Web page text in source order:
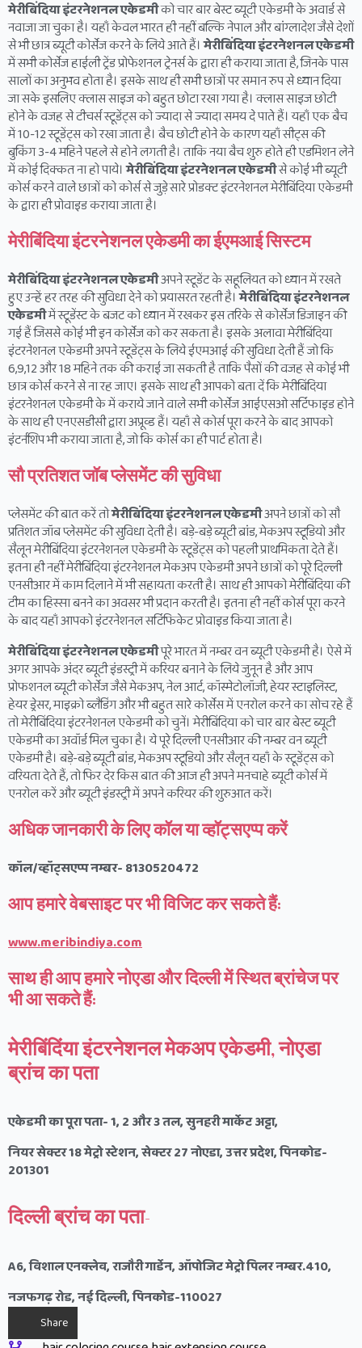
मेरीबिंदिया इंटरनेशनल एकेडमीको चार बार बेस्ट ब्यूटी एकेडमी के अवार्ड से
नवाजा जा चुका है। यहाँ केवल भारत ही नहीं बल्कि नेपाल और बांग्लादेश जैसे देशों
से भी छात्र ब्यूटी कोर्सेज करने के लिये आते हैं।मेरीबिंदिया इंटरनेशनल एकेडमी
में सभी कोर्सेज हाईली ट्रेंड प्रोफेशनल ट्रेनर्स के द्वारा ही कराया जाता है, जिनके पास
सालों का अनुभव होता है। इसके साथ ही सभी छात्रों पर समान रुप से ध्यान दिया
जा सके इसलिए क्लास साइज को बहुत छोटा रखा गया है। क्लास साइज छोटी
होने के वजह से टीचर्स स्टूडेंट्स को ज्यादा से ज्यादा समय दे पाते हैं। यहाँ एक बैच
में 10-12 स्टूडेंट्स को रखा जाता है। बैच छोटी होने के कारण यहाँ सीट्स की
बुकिंग 3-4 महिने पहले से होने लगती है। ताकि नया बैच शुरु होते ही एडमिशन लेने
में कोई दिक्कत ना हो पाये।मेरीबिंदिया इंटरनेशनल एकेडमीसे कोई भी ब्यूटी
कोर्स करने वाले छात्रों को कोर्स से जुड़े सारे प्रोडक्ट इंटरनेशनल मेरीबिंदिया एकेडमी
के द्वारा ही प्रोवाइड कराया जाता है।
मेरीबिंदिया इंटरनेशनल एकेडमी का ईएमआई सिस्टम
मेरीबिंदिया इंटरनेशनल एकेडमीअपने स्टूडेंट के सहूलियत को ध्यान में रखते
हुए उन्हें हर तरह की सुविधा देने को प्रयासरत रहती है।मेरीबिंदिया इंटरनेशनल
एकेडमीमें स्टूडेंस्ट के बजट को ध्यान में रखकर इस तरिके से कोर्सेज डिजाइन की
गई हैं जिससे कोई भी इन कोर्सेज को कर सकता है। इसके अलावा मेरीबिंदिया
इंटरनेशनल एकेडमी अपने स्टूडेंट्स के लिये ईएमआई की सुविधा देती हैं जो कि
6,9,12 और 18 महिने तक की कराई जा सकती है ताकि पैसों की वजह से कोई भी
छात्र कोर्स करने से ना रह जाए। इसके साथ ही आपको बता दें कि मेरीबिंदिया
इंटरनेशनल एकेडमी के में कराये जाने वाले सभी कोर्सेज आईएसओ सर्टिफाइड होने
के साथ ही एनएसडीसी द्वारा अप्रूव्ड हैं। यहाँ से कोर्स पूरा करने के बाद आपको
इंटर्नशिप भी कराया जाता है, जो कि कोर्स का ही पार्ट होता है।
सौ प्रतिशत जॉब प्लेसमेंट की सुविधा
प्लेसमेंट की बात करें तोमेरीबिंदिया इंटरनेशनल एकेडमीअपने छात्रों को सौ
प्रतिशत जॉब प्लेसमेंट की सुविधा देती है। बड़े-बड़े ब्यूटी ब्रांड, मेकअप स्टूडियो और
सैलून मेरीबिंदिया इंटरनेशनल एकेडमी के स्टूडेंट्स को पहली प्राथमिकता देते हैं।
इतना ही नहीं मेरीबिंदिया इंटरनेशनल मेकअप एकेडमी अपने छात्रों को पूरे दिल्ली
एनसीआर में काम दिलाने में भी सहायता करती है। साथ ही आपको मेरीबिंदिया की
टीम का हिस्सा बनने का अवसर भी प्रदान करती है। इतना ही नहीं कोर्स पूरा करने
के बाद यहाँ आपको इंटरनेशनल सर्टिफिकेट प्रोवाइड किया जाता है।
मेरीबिंदिया इंटरनेशनल एकेडमीपूरे भारत में नम्बर वन ब्यूटी एकेडमी है। ऐसे में
अगर आपके अंदर ब्यूटी इंडस्ट्री में करियर बनाने के लिये जुनून है और आप
प्रोफशनल ब्यूटी कोर्सेज जैसे मेकअप, नेल आर्ट, कॉस्मेटोलॉजी, हेयर स्टाइलिस्ट,
हेयर ड्रेसर, माइक्रो ब्लैडिंग और भी बहुत सारे कोर्सेस में एनरोल करने का सोच रहे हैं
तो मेरीबिंदिया इंटरनेशनल एकेडमी को चुनें। मेरीबिंदिया को चार बार बेस्ट ब्यूटी
एकेडमी का अवॉर्ड मिल चुका है। ये पूरे दिल्ली एनसीआर की नम्बर वन ब्यूटी
एकेडमी है। बड़े-बड़े ब्यूटी ब्रांड, मेकअप स्टूडियो और सैलून यहाँ के स्टूडेंट्स को
वरियता देते हैं, तो फिर देर किस बात की आज ही अपने मनचाहे ब्यूटी कोर्स में
एनरोल करें और ब्यूटी इंडस्ट्री में अपने करियर की शुरुआत करें।
अधिक जानकारी के लिए कॉल या व्हॉट्सएप्प करें
कॉल/व्हॉट्सएप्प नम्बर- 8130520472
आप हमारे वेबसाइट पर भी विजिट कर सकते हैं:
www.meribindiya.com
साथ ही आप हमारे नोएडा और दिल्ली में स्थित ब्रांचेज पर
भी आ सकते हैं:
मेरीबिंदिंया इंटरनेशनल मेकअप एकेडमी, नोएडा
ब्रांच का पता
एकेडमी का पूरा पता-1, 2 और3तल,सुनहरी मार्केट अट्टा,
नियर सेक्टर18मेट्रो स्टेशन,सेक्टर27नोएडा,उत्तर प्रदेश,पिनकोड-
201301
दिल्ली ब्रांच का पता-
A6,विशाल एनक्लेव,राजौरी गार्डेन, ऑपोजिट मेट्रो पिलर नम्बर.410,
नजफगढ़ रोड,नई दिल्ली,पिनकोड-110027
Share